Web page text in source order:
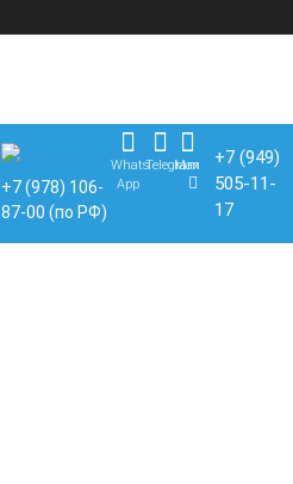
+7 (978) 106-
87-00 (по РФ)
Whats
App
Telegram
Max
+7 (949)
505-11-
17